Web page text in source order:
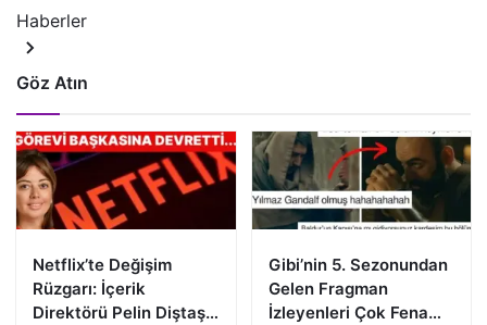
Haberler
Göz Atın
Netflix’te Değişim
Rüzgarı: İçerik
Direktörü Pelin Diştaş
Gibi’nin 5. Sezonundan
Gelen Fragman
İzleyenleri Çok Fena